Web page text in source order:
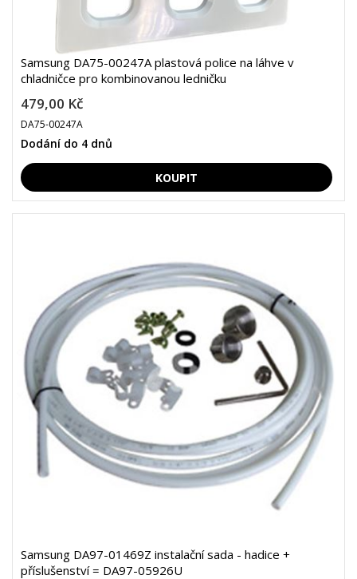
Samsung DA75-00247A plastová police na láhve v
chladničce pro kombinovanou ledničku
479,00 Kč
DA75-00247A
Dodání do 4 dnů
Samsung DA97-01469Z instalační sada - hadice +
příslušenství = DA97-05926U